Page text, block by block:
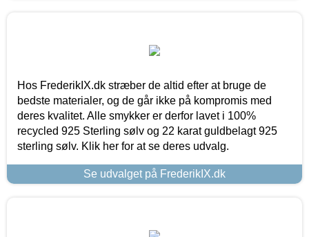
Hos FrederikIX.dk stræber de altid efter at bruge de
bedste materialer, og de går ikke på kompromis med
deres kvalitet. Alle smykker er derfor lavet i 100%
recycled 925 Sterling sølv og 22 karat guldbelagt 925
sterling sølv. Klik her for at se deres udvalg.
Se udvalget på FrederikIX.dk